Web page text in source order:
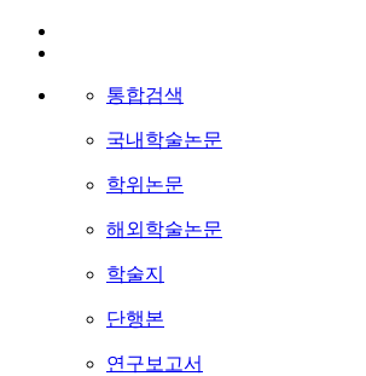
통합검색
국내학술논문
학위논문
해외학술논문
학술지
단행본
연구보고서